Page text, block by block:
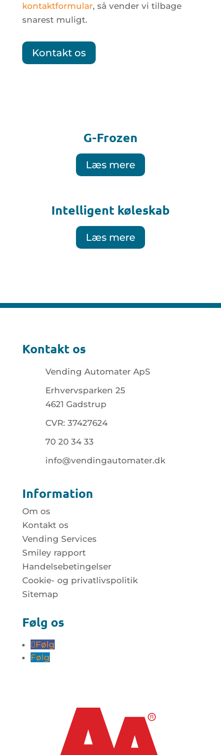
kontaktformular, så vender vi tilbage
snarest muligt.
Kontakt os
G-Frozen
Læs mere
Intelligent køleskab
Læs mere
Kontakt os
Vending Automater ApS
Erhvervsparken 25
4621 Gadstrup
CVR: 37427624
70 20 34 33
info@vendingautomater.dk
Information
Om os
Kontakt os
Vending Services
Smiley rapport
Handelsebetingelser
Cookie- og privatlivspolitik
Sitemap
Følg os
Følg
Følg